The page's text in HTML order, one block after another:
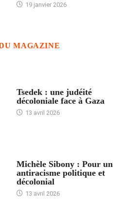
19 janvier 2026
MAGAZINE
Tsedek : une judéité
décoloniale face à Gaza
13 avril 2026
Michèle Sibony : Pour un
antiracisme politique et
décolonial
13 avril 2026